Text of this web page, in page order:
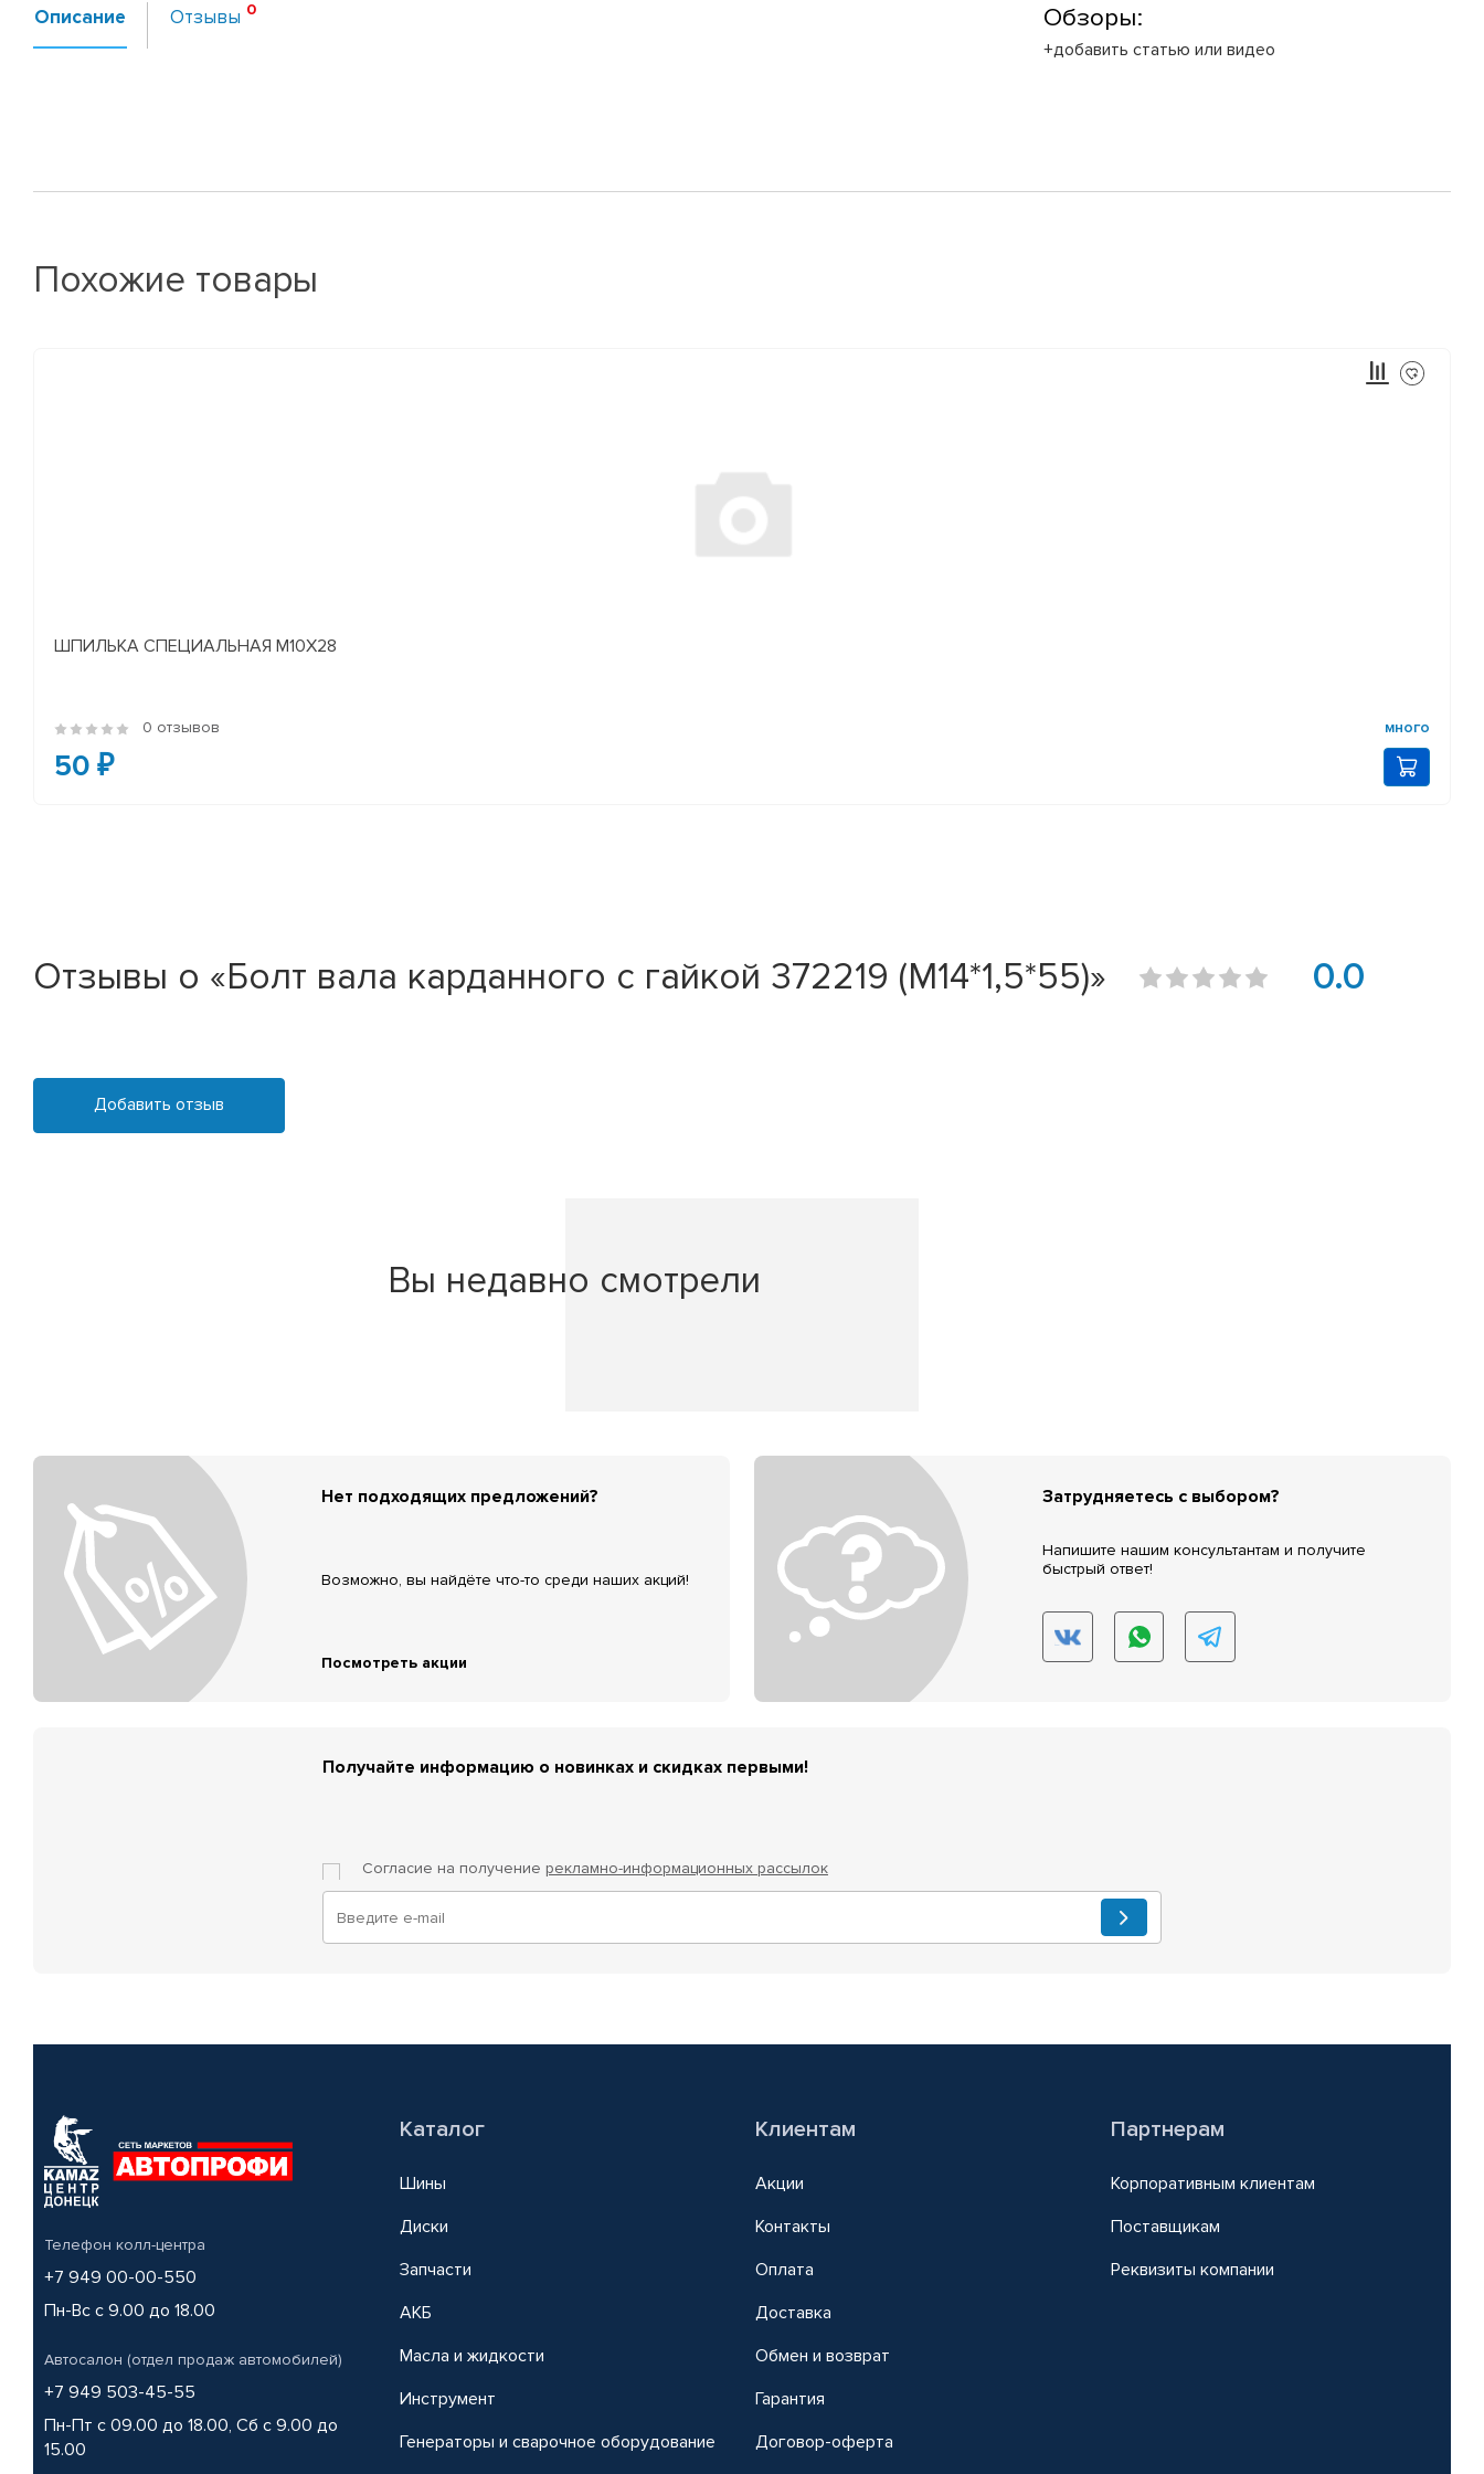
Описание Отзывы Обзоры:
+добавить статью или видео
Похожие товары
ШПИЛЬКА СПЕЦИАЛЬНАЯ М10Х28
0 отзывов много
50 ₽
Отзывы о «Болт вала карданного с гайкой 372219 (М14*1,5*55)» 0.0
Добавить отзыв
Вы недавно смотрели
Нет подходящих предложений?
Возможно, вы найдёте что-то среди наших акций!
Посмотреть акции
Затрудняетесь с выбором?
Напишите нашим консультантам и получите
быстрый ответ!
Получайте информацию о новинках и скидках первыми!
Согласие на получение рекламно-информационных рассылок
Телефон колл-центра
+7 949 00-00-550
Пн-Вс с 9.00 до 18.00
Автосалон (отдел продаж автомобилей)
+7 949 503-45-55
Пн-Пт с 09.00 до 18.00, Сб с 9.00 до
15.00
Каталог
Шины
Диски
Запчасти
АКБ
Масла и жидкости
Инструмент
Генераторы и сварочное оборудование
Клиентам
Акции
Контакты
Оплата
Доставка
Обмен и возврат
Гарантия
Договор-оферта
Партнерам
Корпоративным клиентам
Поставщикам
Реквизиты компании